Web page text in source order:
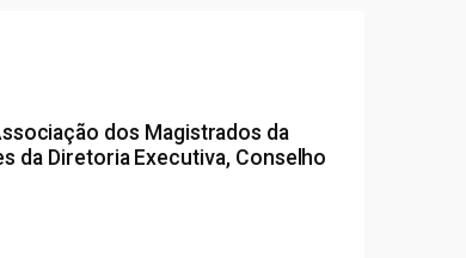
dos Magistrados da
da Diretoria Executiva, Conselho